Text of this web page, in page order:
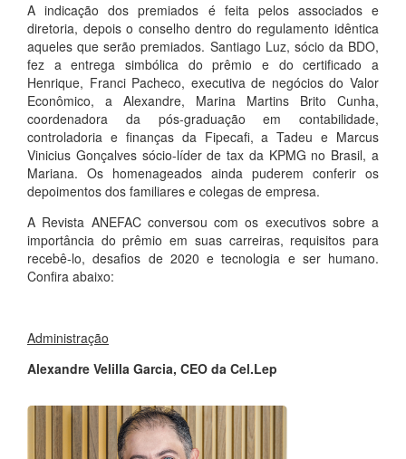
A indicação dos premiados é feita pelos associados e
diretoria, depois o conselho dentro do regulamento idêntica
aqueles que serão premiados. Santiago Luz, sócio da BDO,
fez a entrega simbólica do prêmio e do certificado a
Henrique, Franci Pacheco, executiva de negócios do Valor
Econômico, a Alexandre, Marina Martins Brito Cunha,
coordenadora da pós-graduação em contabilidade,
controladoria e finanças da Fipecafi, a Tadeu e Marcus
Vinicius Gonçalves sócio-líder de tax da KPMG no Brasil, a
Mariana. Os homenageados ainda puderem conferir os
depoimentos dos familiares e colegas de empresa.
A Revista ANEFAC conversou com os executivos sobre a
importância do prêmio em suas carreiras, requisitos para
recebê-lo, desafios de 2020 e tecnologia e ser humano.
Confira abaixo:
Administração
Alexandre Velilla Garcia, CEO da Cel.Lep